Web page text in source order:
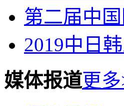
第二届中
2019中日
媒体报道更